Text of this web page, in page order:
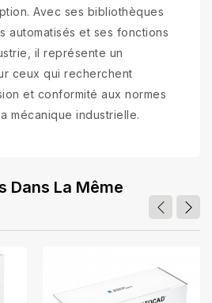
Avec ses bibliothèques
automatisés et ses fonctions
il représente un
ceux qui recherchent
et conformité aux normes
mécanique industrielle.
Dans La Même